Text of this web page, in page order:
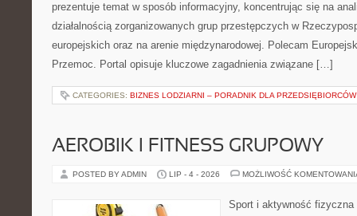
prezentuje temat w sposób informacyjny, koncentrując się na
działalnością zorganizowanych grup przestępczych w
europejskich oraz na arenie międzynarodowej. Polecam
Przemoc. Portal opisuje kluczowe zagadnienia związane […]
CATEGORIES: BIZNES LODZIARNI – PORADNIK DLA PRZEDSIĘBIORCÓW
AEROBIK I FITNESS GRUPOWY
POSTED BY ADMIN LIP - 4 - 2026 MOŻLIWOŚĆ
Sport i aktywność